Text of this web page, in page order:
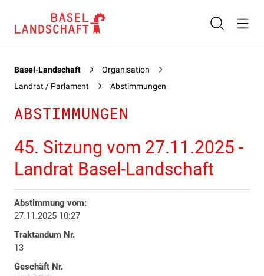
Basel-Landschaft
Organisation
Landrat / Parlament
Abstimmungen
ABSTIMMUNGEN